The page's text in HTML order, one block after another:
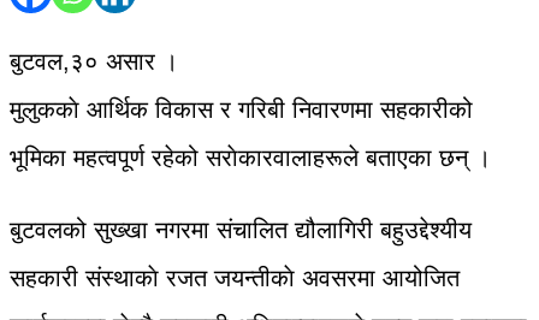
बुटवल,३० असार ।
मुलुककाे आर्थिक विकास र गरिबी निवारणमा सहकारीको
भूमिका महत्वपूर्ण रहेको सराेकारवालाहरूले बताएका छन् ।
बुटवलको सुख्खा नगरमा संचालित द्यौलागिरी बहुउद्देश्यीय
सहकारी संस्थाकाे रजत जयन्तीकाे अवसरमा आयोजित